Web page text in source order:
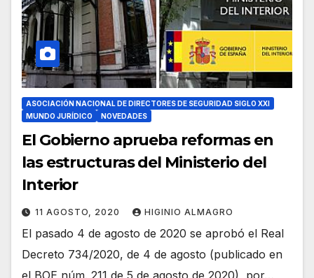
ASOCIACIÓN NACIONAL DE DIRECTORES DE SEGURIDAD SIGLO XXI
MUNDO JURÍDICO
NOVEDADES
El Gobierno aprueba reformas en
las estructuras del Ministerio del
Interior
11 AGOSTO, 2020 HIGINIO ALMAGRO
El pasado 4 de agosto de 2020 se aprobó el Real
Decreto 734/2020, de 4 de agosto (publicado en
el BOE núm. 211 de 5 de agosto de 2020), por…